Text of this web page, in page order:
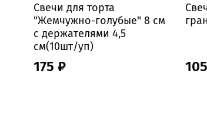
Свечи для торта
"Жемчужно-голубые" 8 см
с держателями 4,5
см(10шт/уп)
175 ₽